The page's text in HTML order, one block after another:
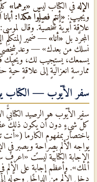
الإله في الكتاب ليس «برهما»
ويُجيب: «أنتم فصلُّوا هكذا:
علاقةٌ أبويّةٌ شخصيّةٌ. وقال
المجرَّد بل «أنا» — ضمير
نسلك من بعدك» — وعدٌ شخصيٌّ
يسمعك، يستجيب لك، ويُحبّك
ممارسةٍ انعزاليّةٍ إلى علاقةٍ حيّةٍ
سفر الأيّوب — الكتاب
سفر الأيّوب هو الرصيد الكتابيٌّ
كلّ شيءٍ دون أن يكون ذلك
باختصارٍ بمفهوم الكارما
يواجه الألم بصراحةٍ ويصبر في
الإجابة الكتابيّة ليست
ألمك». وأعظم إجابةٍ على
دخل الألم من الداخل وحوَّله